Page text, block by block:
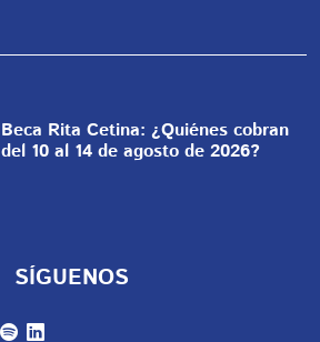
Beca Rita Cetina: ¿Quiénes cobran
del 10 al 14 de agosto de 2026?
SÍGUENOS